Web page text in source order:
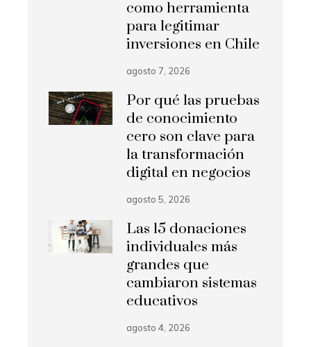
como herramienta
para legitimar
inversiones en Chile
agosto 7, 2026
Por qué las pruebas
de conocimiento
cero son clave para
la transformación
digital en negocios
agosto 5, 2026
Las 15 donaciones
individuales más
grandes que
cambiaron sistemas
educativos
agosto 4, 2026